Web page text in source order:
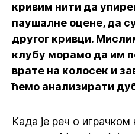
кривим нити да
паушалне оцене, да
другог кривци.
клубу морамо да им
врате на колосек и
ћемо анализирати
Када је реч о играчком